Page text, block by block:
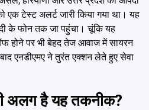
एक टेस्ट अलर्ट जारी किया गया था। यह
के फोन तक जा पहुंचा। चूंकि यह
होने पर भी बेहद तेज आवाज में सायरन
एनडीएमए ने तुरंत एक्शन लेते हुए सेवा
अलग है यह तकनीक?